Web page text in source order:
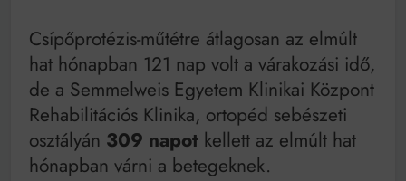
Csípőprotézis-műtétre átlagosan az elmúlt
hat hónapban 121 nap volt a várakozási idő,
de a Semmelweis Egyetem Klinikai Központ
Rehabilitációs Klinika, ortopéd sebészeti
osztályán 309 napot kellett az elmúlt hat
hónapban várni a betegeknek.